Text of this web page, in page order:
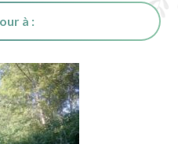
à :